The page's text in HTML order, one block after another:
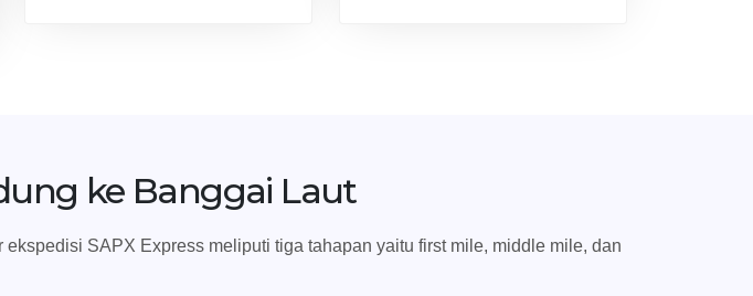
ke Banggai Laut
SAPX Express meliputi tiga tahapan yaitu first mile, middle mile, dan